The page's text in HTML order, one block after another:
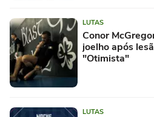
LUTAS
Conor
joelho após
"Otimista"
LUTAS